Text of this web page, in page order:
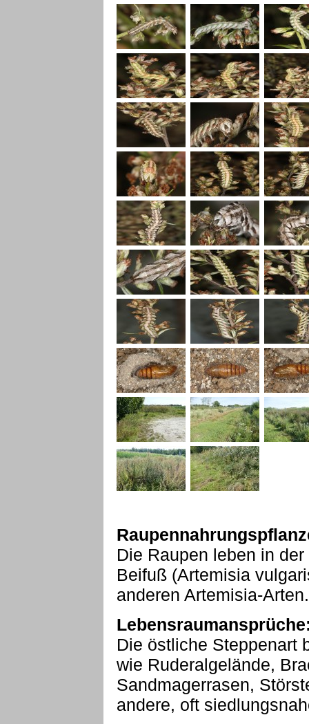
Die Raupen leben in
Beifuß (Artemisia
anderen Artemisia-Arten.
Die östliche Steppenart
wie Ruderalgelände,
Sandmagerrasen,
andere, oft